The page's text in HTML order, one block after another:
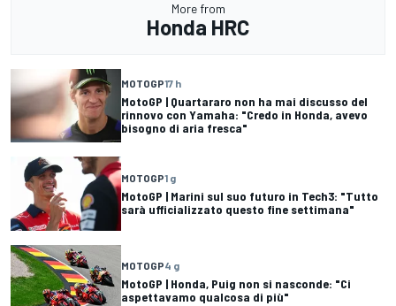
More from
Honda HRC
MOTOGP17 h
MotoGP | Quartararo non ha mai discusso del
rinnovo con Yamaha: "Credo in Honda, avevo
bisogno di aria fresca"
MOTOGP1 g
MotoGP | Marini sul suo futuro in Tech3: "Tutto
sarà ufficializzato questo fine settimana"
MOTOGP4 g
MotoGP | Honda, Puig non si nasconde: "Ci
aspettavamo qualcosa di più"